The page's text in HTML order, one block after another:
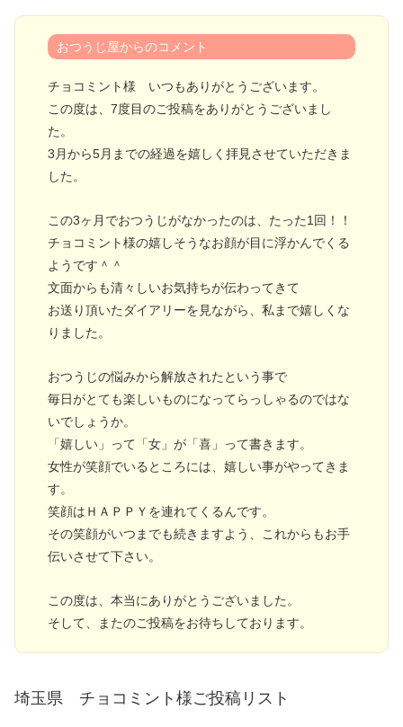
おつうじ屋からのコメント
チョコミント様 いつもありがとうございます。
この度は、7度目のご投稿をありがとうございまし
た。
3月から5月までの経過を嬉しく拝見させていただきま
した。
この3ヶ月でおつうじがなかったのは、たった1回！！
チョコミント様の嬉しそうなお顔が目に浮かんでくる
ようです＾＾
文面からも清々しいお気持ちが伝わってきて
お送り頂いたダイアリーを見ながら、私まで嬉しくな
りました。
おつうじの悩みから解放されたという事で
毎日がとても楽しいものになってらっしゃるのではな
いでしょうか。
「嬉しい」って「女」が「喜」って書きます。
女性が笑顔でいるところには、嬉しい事がやってきま
す。
笑顔はＨＡＰＰＹを連れてくるんです。
その笑顔がいつまでも続きますよう、これからもお手
伝いさせて下さい。
この度は、本当にありがとうございました。
そして、またのご投稿をお待ちしております。
埼玉県 チョコミント様ご投稿リスト